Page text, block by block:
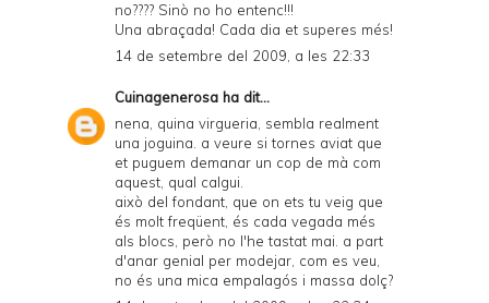
no???? Sinò no ho entenc!!!
Una abraçada! Cada dia et superes més!
14 de setembre del 2009, a les 22:33
Cuinagenerosa ha dit...
nena, quina virgueria, sembla realment
una joguina. a veure si tornes aviat que
et puguem demanar un cop de mà com
aquest, qual calgui.
això del fondant, que on ets tu veig que
és molt freqüent, és cada vegada més
als blocs, però no l'he tastat mai. a part
d'anar genial per modejar, com es veu,
no és una mica empalagós i massa dolç?